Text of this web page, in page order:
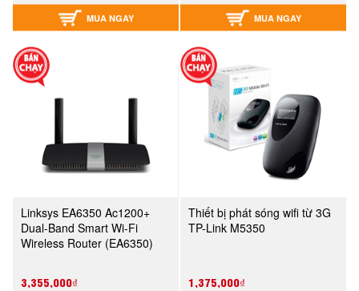
MUA NGAY MUA NGAY
Linksys EA6350 Ac1200+
Dual-Band Smart Wi-Fi
Wireless Router (EA6350)
3,355,000₫
Thiết bị phát sóng wifi từ 3G
TP-Link M5350
1,375,000₫